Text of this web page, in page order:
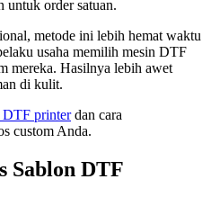
untuk order satuan.
metode ini lebih hemat waktu
usaha memilih mesin DTF
mereka. Hasilnya lebih awet
di kulit.
DTF printerdan cara
custom Anda.
Sablon DTF